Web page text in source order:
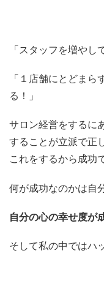
「スタッフを増やし
「１店舗にとどま
る！」
サロン経営をするに
することが立派で正
これをするから成功
何が成功なのかは自
自分の心の幸せ度が
そして私の中ではハ